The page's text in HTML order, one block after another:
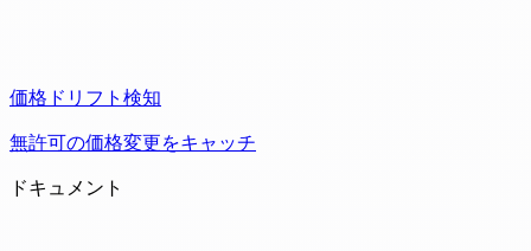
価格ドリフト検知
無許可の価格変更をキャッチ
ドキュメント